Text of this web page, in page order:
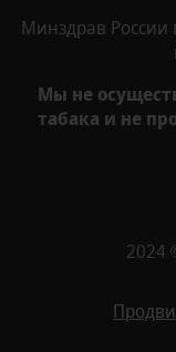
Минздрав России
Мы не
табака и не
2024